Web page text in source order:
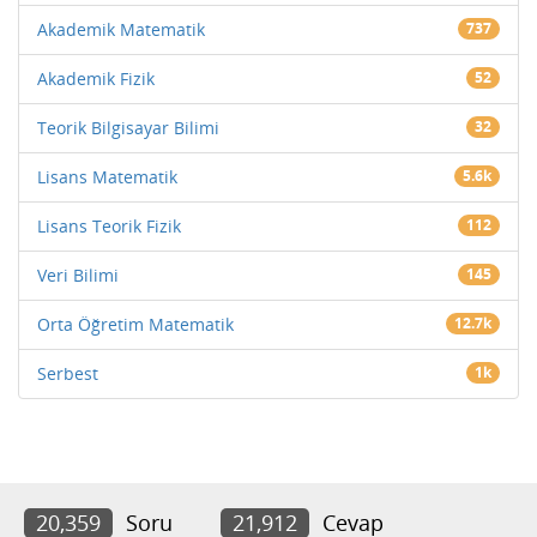
Akademik Matematik 737
Akademik Fizik 52
Teorik Bilgisayar Bilimi 32
Lisans Matematik 5.6k
Lisans Teorik Fizik 112
Veri Bilimi 145
Orta Öğretim Matematik 12.7k
Serbest 1k
20,359 Soru 21,912 Cevap